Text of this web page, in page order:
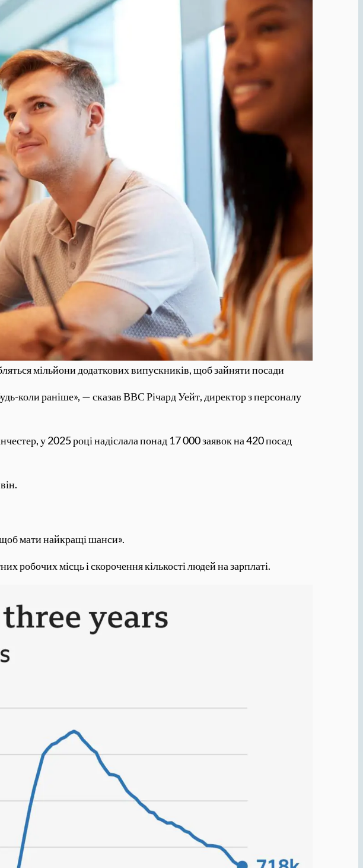
мільйони додаткових випускників, щоб зайняти посади
коли раніше», — сказав ВВС Річард Уейт, директор з персоналу
у 2025 році надіслала понад 17 000 заявок на 420 посад
мати найкращі шанси».
робочих місць і скорочення кількості людей на зарплаті.